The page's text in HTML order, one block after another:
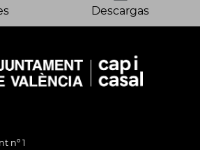
Descargas
nº 1